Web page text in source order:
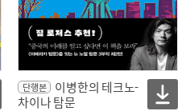
단행본
이병한의 테크노-
차이나 탐문